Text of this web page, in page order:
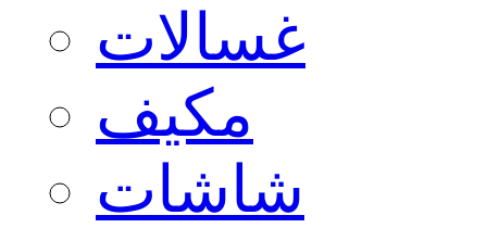
غسالات
مكيف
شاشات